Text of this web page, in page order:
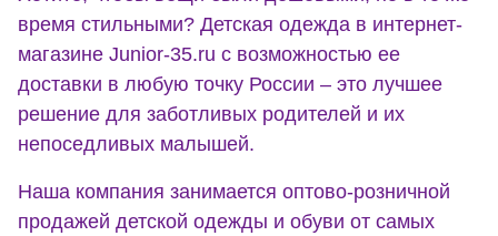
время стильными? Детская одежда в интернет-
магазине Junior-35.ru с возможностью ее
доставки в любую точку России – это лучшее
решение для заботливых родителей и их
непоседливых малышей.
Наша компания занимается оптово-розничной
продажей детской одежды и обуви от самых